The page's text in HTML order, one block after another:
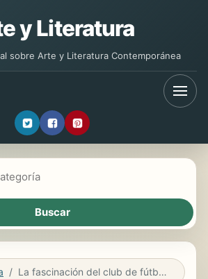
y Literatura
sobre Arte y Literatura Contemporánea
La fascinación del club de fútbol Real Madrid en Madrid y sus estrellas